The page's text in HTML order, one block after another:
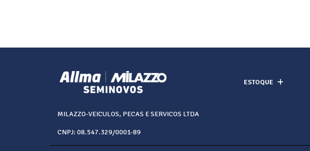
ESTOQUE
MILAZZO-VEICULOS, PECAS E SERVICOS LTDA
CNPJ: 08.547.329/0001-89